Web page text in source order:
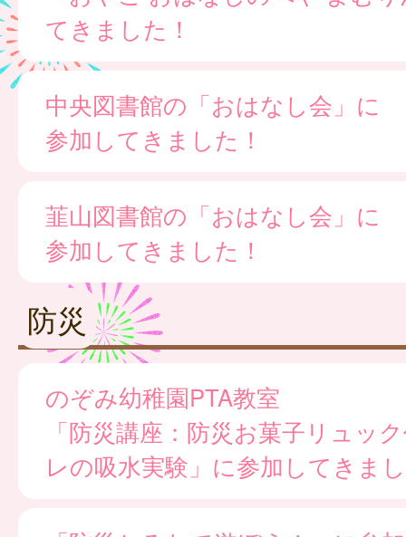
てきました！
中央図書館の「おはなし会」に
参加してきました！
韮山図書館の「おはなし会」に
参加してきました！
防災
のぞみ幼稚園PTA教室
「防災講座：防災お菓子リュッ
レの吸水実験」に参加してきま